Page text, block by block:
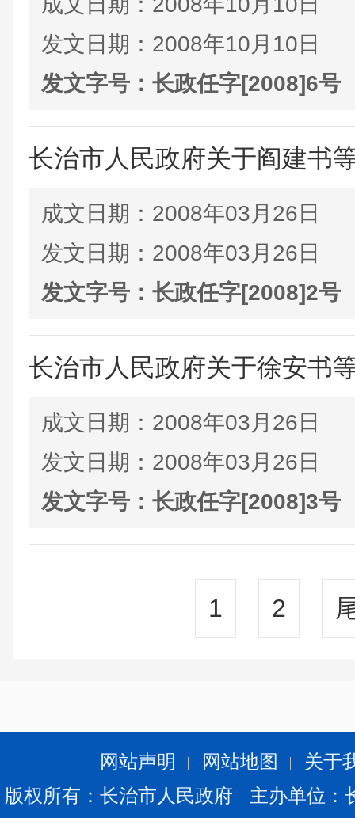
发文日期： 2008年10月10日
发文字号： 长政任字[2008]6号
长治市人民政府关于阎建书
成文日期： 2008年03月26日
发文日期： 2008年03月26日
发文字号： 长政任字[2008]2号
长治市人民政府关于徐安书
成文日期： 2008年03月26日
发文日期： 2008年03月26日
发文字号： 长政任字[2008]3号
1 2
网站声明 网站地图
关于
版权所有：长治市人民政府 主办单位